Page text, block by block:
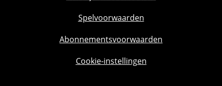
Spelvoorwaarden
Abonnementsvoorwaarden
Cookie-instellingen